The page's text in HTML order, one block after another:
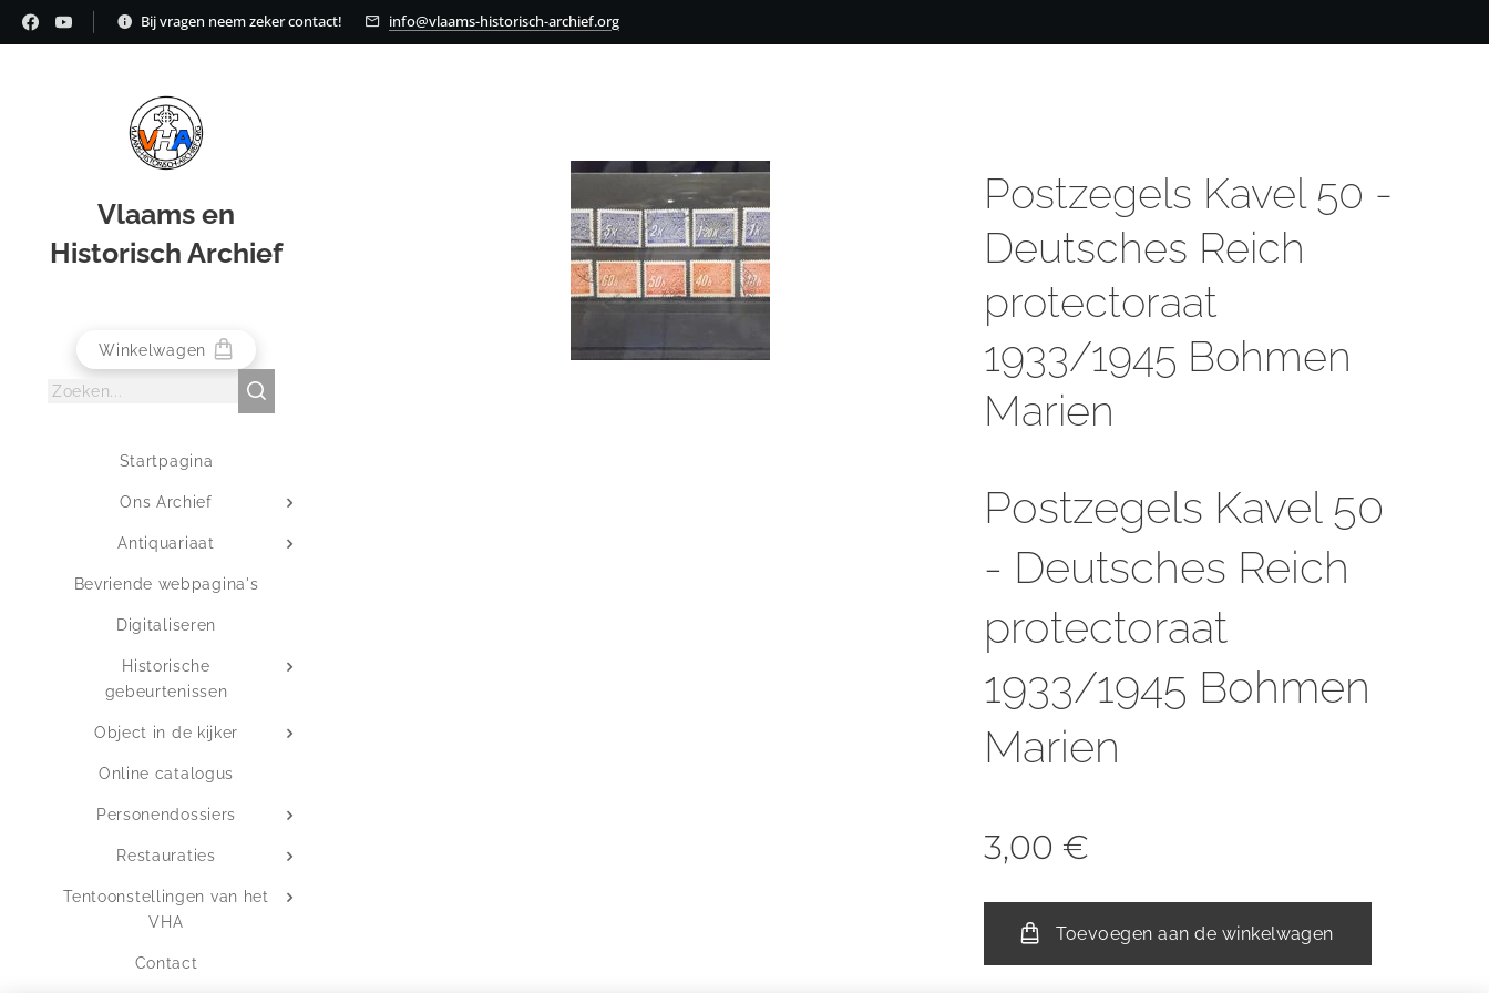
Bij vragen neem zeker contact! info@vlaams-historisch-archief.org
Vlaams en
Historisch Archief
Winkelwagen
Startpagina
Ons Archief
Antiquariaat
Bevriende webpagina's
Digitaliseren
Historische
gebeurtenissen
Object in de kijker
Online catalogus
Personendossiers
Restauraties
Tentoonstellingen van het
VHA
Contact
Postzegels Kavel 50 -
Deutsches Reich
protectoraat
1933/1945 Bohmen
Marien
Postzegels Kavel 50
- Deutsches Reich
protectoraat
1933/1945 Bohmen
Marien
3,00 €
Toevoegen aan de winkelwagen